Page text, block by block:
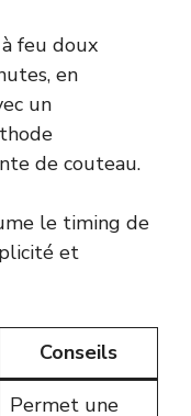
feu doux
en
un
de couteau.
le timing de
et
Conseils
Permet une